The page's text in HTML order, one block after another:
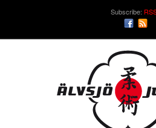
Subscribe: